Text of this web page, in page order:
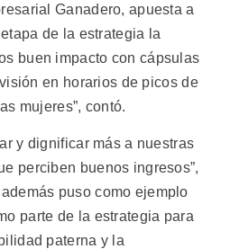
Ganadero, apuesta a
de la estrategia la
buen impacto con cápsulas
en horarios de picos de
mujeres”, contó.
y dignificar más a nuestras
perciben buenos ingresos”,
puso como ejemplo
parte de la estrategia para
paterna y la